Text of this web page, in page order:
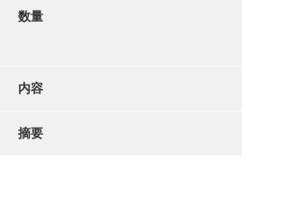
数量
内容
摘要